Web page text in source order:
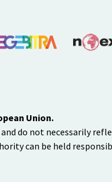
Union.
do not necessarily
can be held